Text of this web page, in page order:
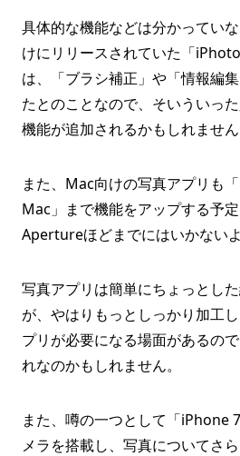
具体的な機能などは分かってい
けにリリースされていた「
は、「ブラシ補正」や「情報編
たとのことなので、そいういっ
機能が追加されるかもしれません
また、Mac向けの写真アプリも
Mac」まで機能をアップする予定
Apertureほどまでにはいかないよ
写真アプリは簡単にちょっとし
が、やはりもっとしっかり加工
プリが必要になる場面があるの
れなのかもしれません。
また、噂の一つとして「iPhone
メラを搭載し、写真についてさ